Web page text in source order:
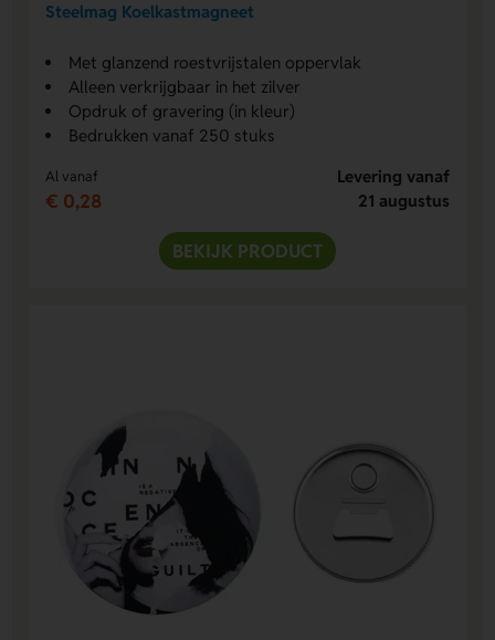
Steelmag Koelkastmagneet
Met glanzend roestvrijstalen oppervlak
Alleen verkrijgbaar in het zilver
Opdruk of gravering (in kleur)
Bedrukken vanaf 250 stuks
Al vanaf
€ 0,28
Levering vanaf
21 augustus
BEKIJK PRODUCT